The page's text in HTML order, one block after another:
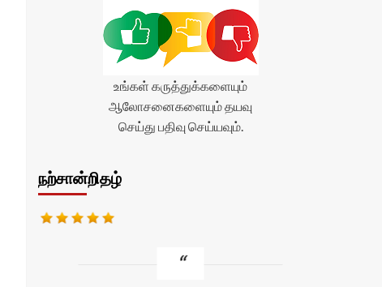
உங்கள் கருத்துக்களையும்
ஆலோசனைகளையும் தயவு
செய்து பதிவு செய்யவும்.
நற்சான்றிதழ்